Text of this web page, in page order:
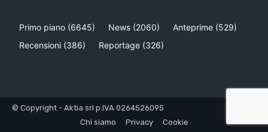
Primo piano (6645) News (2060) Anteprime (529)
Recensioni (386) Reportage (326)
© Copyright - Aktia srl p.IVA 0264526095
Chi siamo
Privacy Cookie